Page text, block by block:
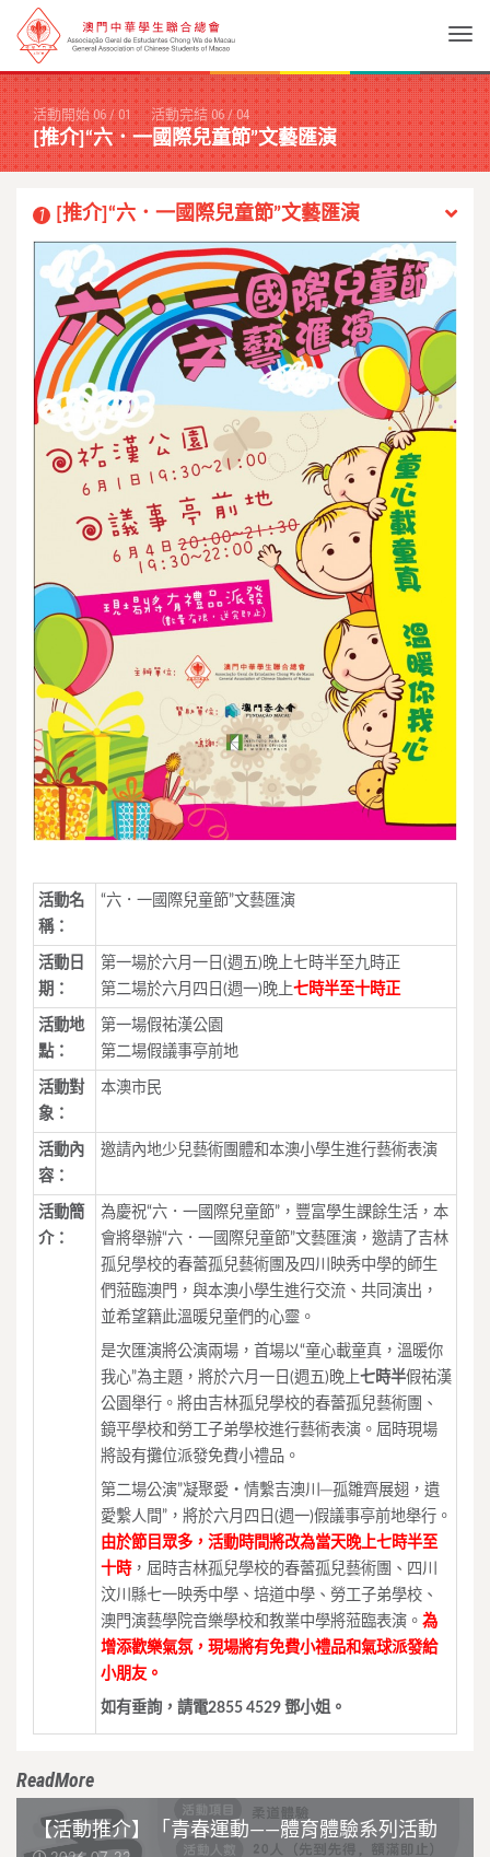
活動開始 06/01 活動完結 06/04
[推介]“六．一國際兒童節”文藝匯演
1 [推介]“六．一國際兒童節”文藝匯演
活動名
稱：
“六．一國際兒童節”文藝匯演
活動日
期：
第一場於六月一日(週五)晚上七時半至九時正
第二場於六月四日(週一)晚上七時半至十時正
活動地
點：
第一場假祐漢公園
第二場假議事亭前地
活動對
象：
本澳市民
活動內
容：
邀請內地少兒藝術團體和本澳小學生進行藝術表演
活動簡
介：
為慶祝“六．一國際兒童節”，豐富學生課餘生活，本
會將舉辦“六．一國際兒童節”文藝匯演，邀請了吉林
孤兒學校的春蕾孤兒藝術團及四川映秀中學的師生
們蒞臨澳門，與本澳小學生進行交流、共同演出，
並希望籍此溫暖兒童們的心靈。
是次匯演將公演兩場，首場以“童心載童真，溫暖你
我心”為主題，將於六月一日(週五)晚上七時半假祐漢
公園舉行。將由吉林孤兒學校的春蕾孤兒藝術團、
鏡平學校和勞工子弟學校進行藝術表演。屆時現場
將設有攤位派發免費小禮品。
第二場公演”凝聚愛‧情繫吉澳川─孤雛齊展翅，遺
愛繫人間”，將於六月四日(週一)假議事亭前地舉行。
由於節目眾多，活動時間將改為當天晚上七時半至
十時，屆時吉林孤兒學校的春蕾孤兒藝術團、四川
汶川縣七一映秀中學、培道中學、勞工子弟學校、
澳門演藝學院音樂學校和教業中學將蒞臨表演。 為
增添歡樂氣氛，現場將有免費小禮品和氣球派發給
小朋友。
如有垂詢，請電2855 4529 鄧小姐。
ReadMore
【活動推介】「青春運動——體育體驗系列活動